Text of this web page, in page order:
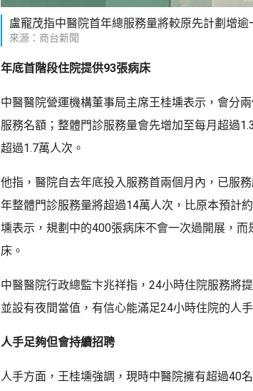
盧寵茂指中醫院首年總服務量將較原先計劃增
來源：商台新聞
年底首階段住院提供93張病床
中醫醫院營運機構董事局主席王桂壎表示，會分
服務名額；整體門診服務量會先增加至每月超過
超過1.7萬人次。
他指，醫院自去年底投入服務首兩個月內，已服
年整體門診服務量將超過14萬人次，比原本預計
壎表示，規劃中的400張病床不會一次過開展，
床。
中醫醫院行政總監卞兆祥指，24小時住院服務將
並設有夜間當值，有信心能滿足24小時住院的人
人手足夠但會持續招聘
人手方面，王桂壎強調，現時中醫院擁有超過40